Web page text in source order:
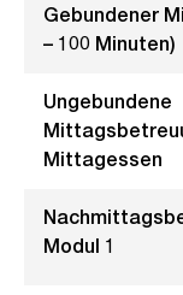
Gebundener
– 100 Minuten)
Ungebundene
Mittagessen
Modul 1